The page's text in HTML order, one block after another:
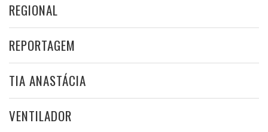
REGIONAL
REPORTAGEM
TIA ANASTÁCIA
VENTILADOR